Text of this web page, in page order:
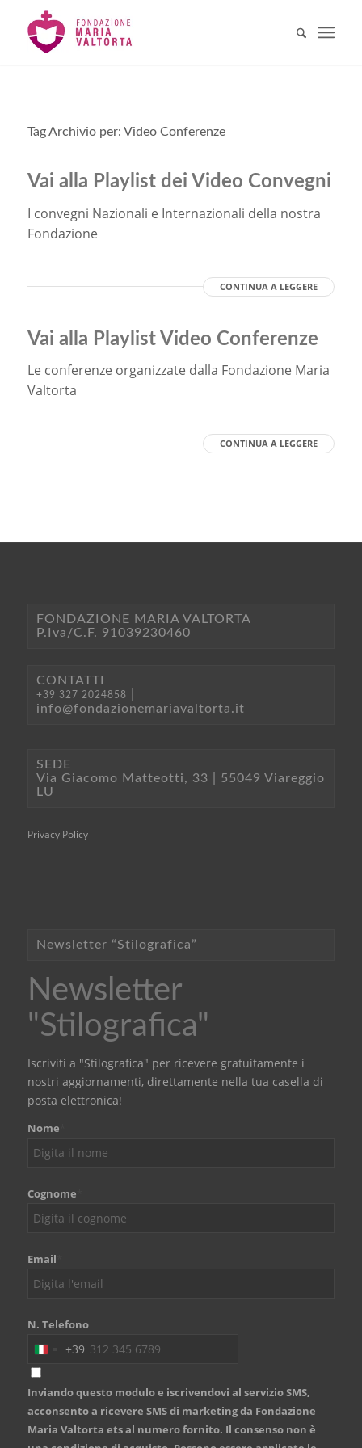
Tag Archivio per: Video Conferenze
Vai alla Playlist dei Video Convegni
I convegni Nazionali e Internazionali della nostra
Fondazione
CONTINUA A LEGGERE
Vai alla Playlist Video Conferenze
Le conferenze organizzate dalla Fondazione Maria
Valtorta
CONTINUA A LEGGERE
FONDAZIONE MARIA VALTORTA
P.Iva/C.F. 91039230460
CONTATTI
+39 327 2024858
info@fondazionemariavaltorta.it
SEDE
Via Giacomo Matteotti, 33 | 55049 Viareggio
LU
Privacy Policy
Newsletter “Stilografica”
Newsletter
"Stilografica"
Iscriviti a "Stilografica" per ricevere gratuitamente i
nostri aggiornamenti, direttamente nella tua casella di
posta elettronica!
Nome
Cognome
Email
N. Telefono
Italy
+39
+39
Inviando questo modulo e iscrivendovi al servizio SMS,
acconsento a ricevere SMS di marketing da Fondazione
Maria Valtorta ets al numero fornito. Il consenso non è